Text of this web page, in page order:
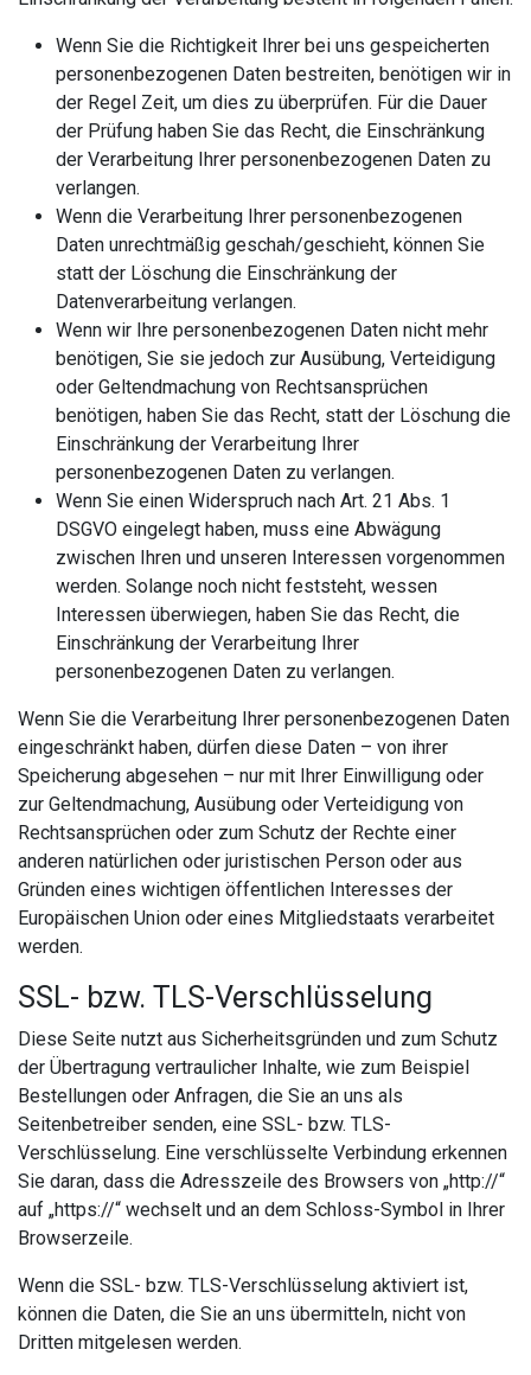
Wenn Sie die Richtigkeit Ihrer bei uns gespeicherten
personenbezogenen Daten bestreiten, benötigen wir in
der Regel Zeit, um dies zu überprüfen. Für die Dauer
der Prüfung haben Sie das Recht, die Einschränkung
der Verarbeitung Ihrer personenbezogenen Daten zu
verlangen.
Wenn die Verarbeitung Ihrer personenbezogenen
Daten unrechtmäßig geschah/geschieht, können Sie
statt der Löschung die Einschränkung der
Datenverarbeitung verlangen.
Wenn wir Ihre personenbezogenen Daten nicht mehr
benötigen, Sie sie jedoch zur Ausübung, Verteidigung
oder Geltendmachung von Rechtsansprüchen
benötigen, haben Sie das Recht, statt der Löschung die
Einschränkung der Verarbeitung Ihrer
personenbezogenen Daten zu verlangen.
Wenn Sie einen Widerspruch nach Art. 21 Abs. 1
DSGVO eingelegt haben, muss eine Abwägung
zwischen Ihren und unseren Interessen vorgenommen
werden. Solange noch nicht feststeht, wessen
Interessen überwiegen, haben Sie das Recht, die
Einschränkung der Verarbeitung Ihrer
personenbezogenen Daten zu verlangen.
Wenn Sie die Verarbeitung Ihrer personenbezogenen Daten
eingeschränkt haben, dürfen diese Daten – von ihrer
Speicherung abgesehen – nur mit Ihrer Einwilligung oder
zur Geltendmachung, Ausübung oder Verteidigung von
Rechtsansprüchen oder zum Schutz der Rechte einer
anderen natürlichen oder juristischen Person oder aus
Gründen eines wichtigen öffentlichen Interesses der
Europäischen Union oder eines Mitgliedstaats verarbeitet
werden.
SSL- bzw. TLS-Verschlüsselung
Diese Seite nutzt aus Sicherheitsgründen und zum Schutz
der Übertragung vertraulicher Inhalte, wie zum Beispiel
Bestellungen oder Anfragen, die Sie an uns als
Seitenbetreiber senden, eine SSL- bzw. TLS-
Verschlüsselung. Eine verschlüsselte Verbindung erkennen
Sie daran, dass die Adresszeile des Browsers von „http://“
auf „https://“ wechselt und an dem Schloss-Symbol in Ihrer
Browserzeile.
Wenn die SSL- bzw. TLS-Verschlüsselung aktiviert ist,
können die Daten, die Sie an uns übermitteln, nicht von
Dritten mitgelesen werden.